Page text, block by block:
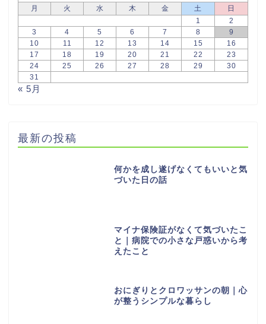
月
火 水 木 金 土
日
1
2
3
4 5 6 7 8
9
10
11 12 13 14 15
16
17
18 19 20 21 22
23
24
25 26 27 28 29
30
31
« 5月
最新の投稿
何かを成し遂げなくてもいいと気
づいた日の話
マイナ保険証がなくて気づいたこ
と｜病院での小さな戸惑いから考
えたこと
おにぎりとクロワッサンの朝｜心
が整うシンプルな暮らし